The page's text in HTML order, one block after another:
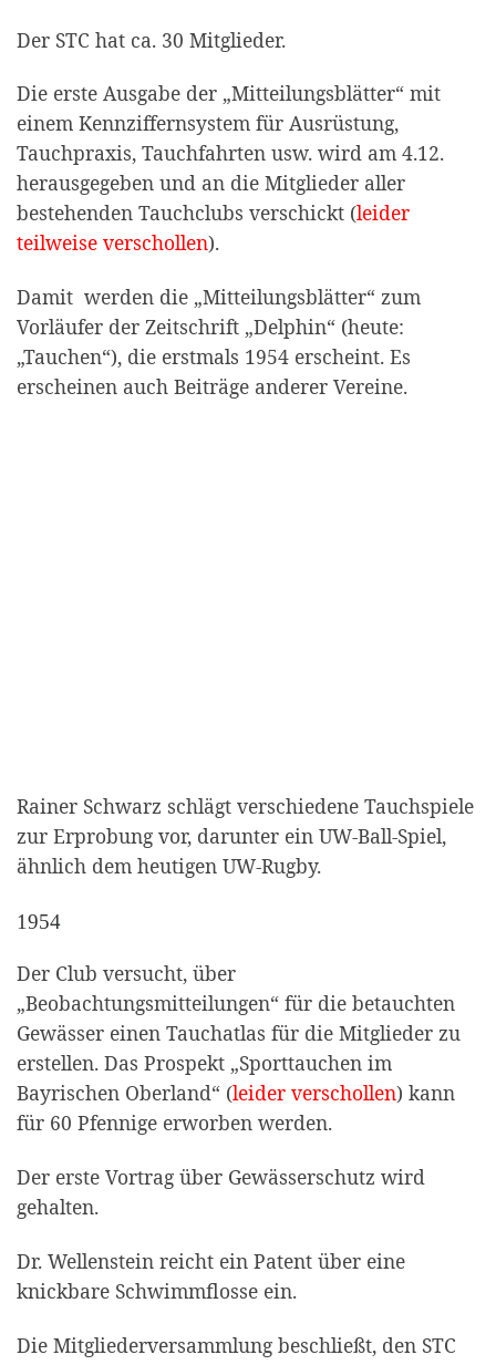
Der STC hat ca. 30 Mitglieder.
Die erste Ausgabe der „Mitteilungsblätter“ mit
einem Kennziffernsystem für Ausrüstung,
Tauchpraxis, Tauch­fahrten usw. wird am 4.12.
herausgegeben und an die Mitglieder aller
bestehenden Tauchclubs verschickt (leider
teilweise verschollen).
Damit werden die „Mitteilungsblätter“ zum
Vorläufer der Zeitschrift „Delphin“ (heute:
„Tauchen“), die erstmals 1954 erscheint. Es
erscheinen auch Beiträge anderer Vereine.
Rainer Schwarz schlägt verschiedene Tauchspiele
zur Erprobung vor, darunter ein UW-Ball-Spiel,
ähnlich dem heutigen UW-Rugby.
1954
Der Club versucht, über
„Beobachtungsmitteilungen“ für die betauchten
Gewässer einen Tauchatlas für die Mitglieder zu
erstellen. Das Prospekt „Sporttauchen im
Bayrischen Oberland“ (leider verschollen) kann
für 60 Pfennige erworben werden.
Der erste Vortrag über Gewässerschutz wird
gehalten.
Dr. Wellenstein reicht ein Patent über eine
knickbare Schwimmflosse ein.
Die Mitgliederversammlung beschließt, den STC